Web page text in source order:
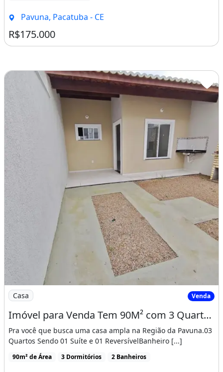
Pavuna, Pacatuba - CE
R$175.000
Imagem: Imóvel para Venda Tem 90M² com 3 Quartos
Casa Venda
Imóvel para Venda Tem 90M² com 3 Quartos em Pavuna - Pacatuba - Ce
Pra você que busca uma casa ampla na Região da Pavuna.03
Quartos Sendo 01 Suíte e 01 ReversívelBanheiro [...]
90m² de Área 3 Dormitórios 2 Banheiros